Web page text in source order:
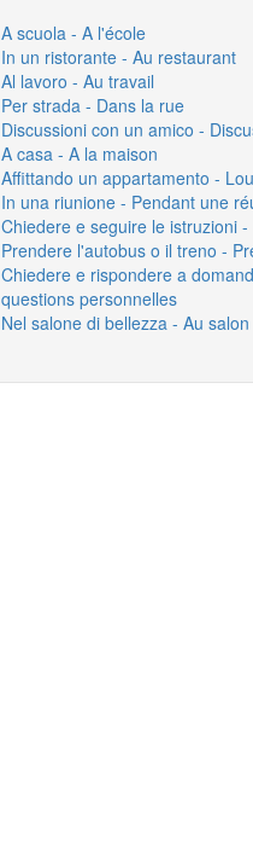
A scuola - A l'école
In un ristorante - Au restaurant
Al lavoro - Au travail
Per strada - Dans la rue
Discussioni con un amico -
A casa - A la maison
Affittando un appartamento -
In una riunione - Pendant une
Chiedere e seguire le istruzioni
Prendere l'autobus o il treno -
Chiedere e rispondere a
questions personnelles
Nel salone di bellezza - Au